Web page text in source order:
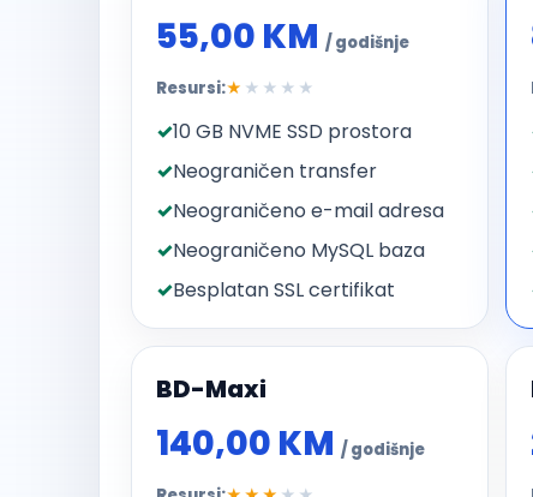
55,00 KM / godišnje
Resursi:★ ★★★★
10 GB NVME SSD prostora
Neograničen transfer
Neograničeno e-mail adresa
Neograničeno MySQL baza
Besplatan SSL certifikat
BD-Maxi
140,00 KM / godišnje